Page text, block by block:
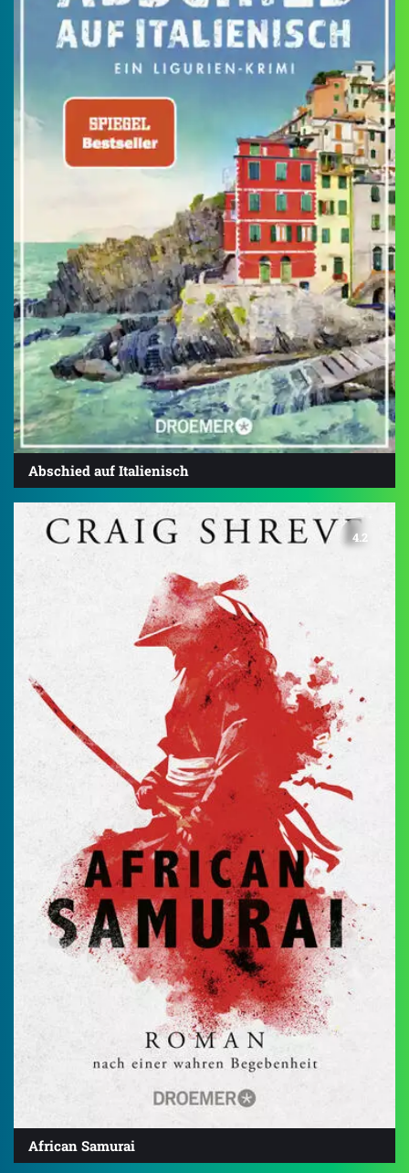
Abschied auf Italienisch
4.2
African Samurai